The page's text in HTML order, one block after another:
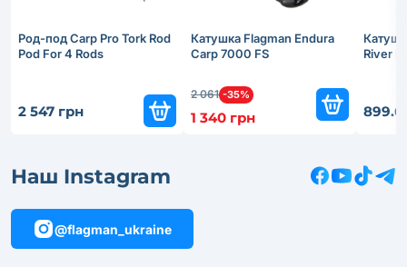
Род-под Carp Pro Tork Rod
Pod For 4 Rods
2 547 грн
Катушка Flagman Endura
Carp 7000 FS
2 061 -35%
1 340 грн
River
899.6
Наш Instagram
@flagman_ukraine